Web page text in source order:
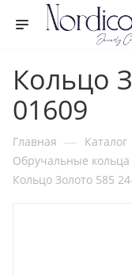
Кольцо
01609
Главная — Каталог
Обручальные кольца
Кольцо Золото 585